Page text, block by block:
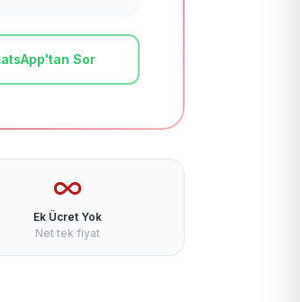
Sor
Ek Ücret Yok
Net tek fiyat